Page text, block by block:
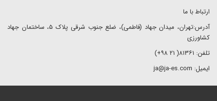
ارتباط با ما
آدرس:تهران، میدان جهاد (فاطمی)، ضلع جنوب شرقی پلاک ۵، ساختمان جهاد
کشاورزی
تلفن: ۸۱۳۶۱( ۲۱ ۹۸+)
ایمیل: ja@ja-es.com